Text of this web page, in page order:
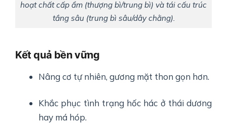
hoạt chất cấp ẩm (thượng bì/trung bì) và tái cấu trúc
tầng sâu (trung bì sâu/dây chằng).
Kết quả bền vững
Nâng cơ tự nhiên, gương mặt thon gọn hơn.
Khắc phục tình trạng hốc hác ở thái dương
hay má hóp.